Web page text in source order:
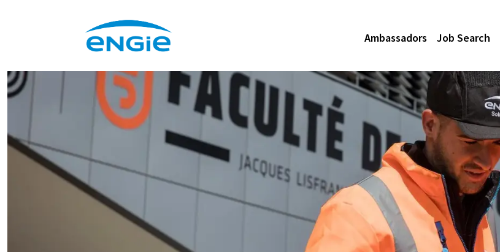
Ambassadors Job Search